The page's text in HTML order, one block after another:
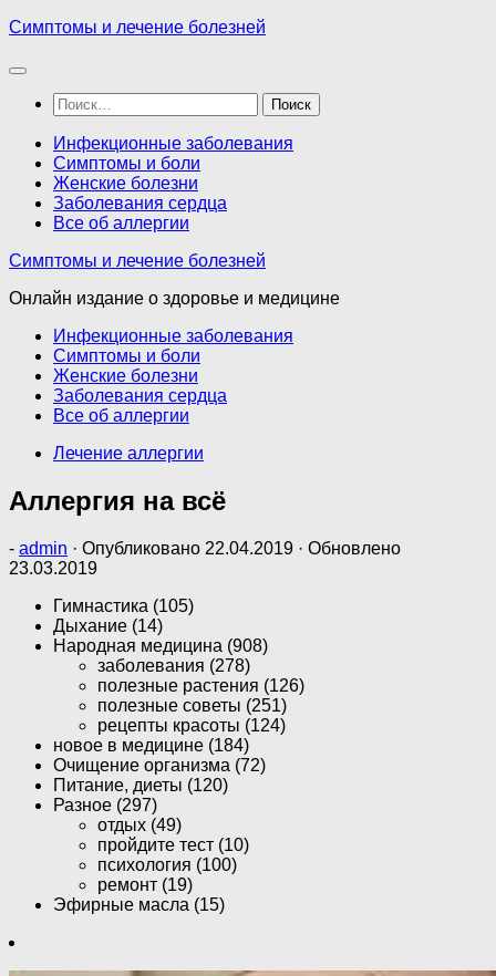
Перейти
содержимому
Симптомы и лечение болезней
Найти:
Инфекционные заболевания
Симптомы и боли
Женские болезни
Заболевания сердца
Все об аллергии
Симптомы и лечение болезней
Онлайн издание о здоровье и медицине
Инфекционные заболевания
Симптомы и боли
Женские болезни
Заболевания сердца
Все об аллергии
Лечение аллергии
Аллергия на всё
- admin · Опубликовано 22.04.2019 · Обновлено
23.03.2019
Гимнастика (105)
Дыхание (14)
Народная медицина (908)
заболевания (278)
полезные растения (126)
полезные советы (251)
рецепты красоты (124)
новое в медицине (184)
Очищение организма (72)
Питание, диеты (120)
Разное (297)
отдых (49)
пройдите тест (10)
психология (100)
ремонт (19)
Эфирные масла (15)